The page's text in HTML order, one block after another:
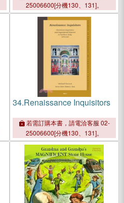
25006600[分機130、131]。
34.Renaissance Inquisitors
若需訂購本書，請電洽客服 02-
25006600[分機130、131]。